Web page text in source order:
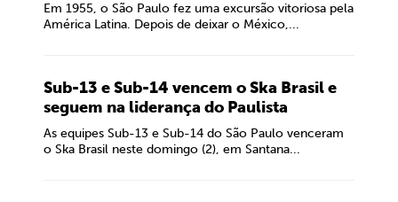
Em 1955, o São Paulo fez uma excursão vitoriosa pela
América Latina. Depois de deixar o México,...
Sub-13 e Sub-14 vencem o Ska Brasil e
seguem na liderança do Paulista
As equipes Sub-13 e Sub-14 do São Paulo venceram
o Ska Brasil neste domingo (2), em Santana...